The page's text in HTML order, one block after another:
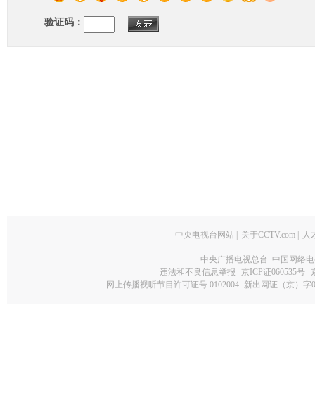
验证码：
中央电视台网站 关于CCTV.com 人
中央广播电视总台 中国网络
违法和不良信息举报
京ICP证060535号
网上传播视听节目许可证号 0102004 新出网证（京）